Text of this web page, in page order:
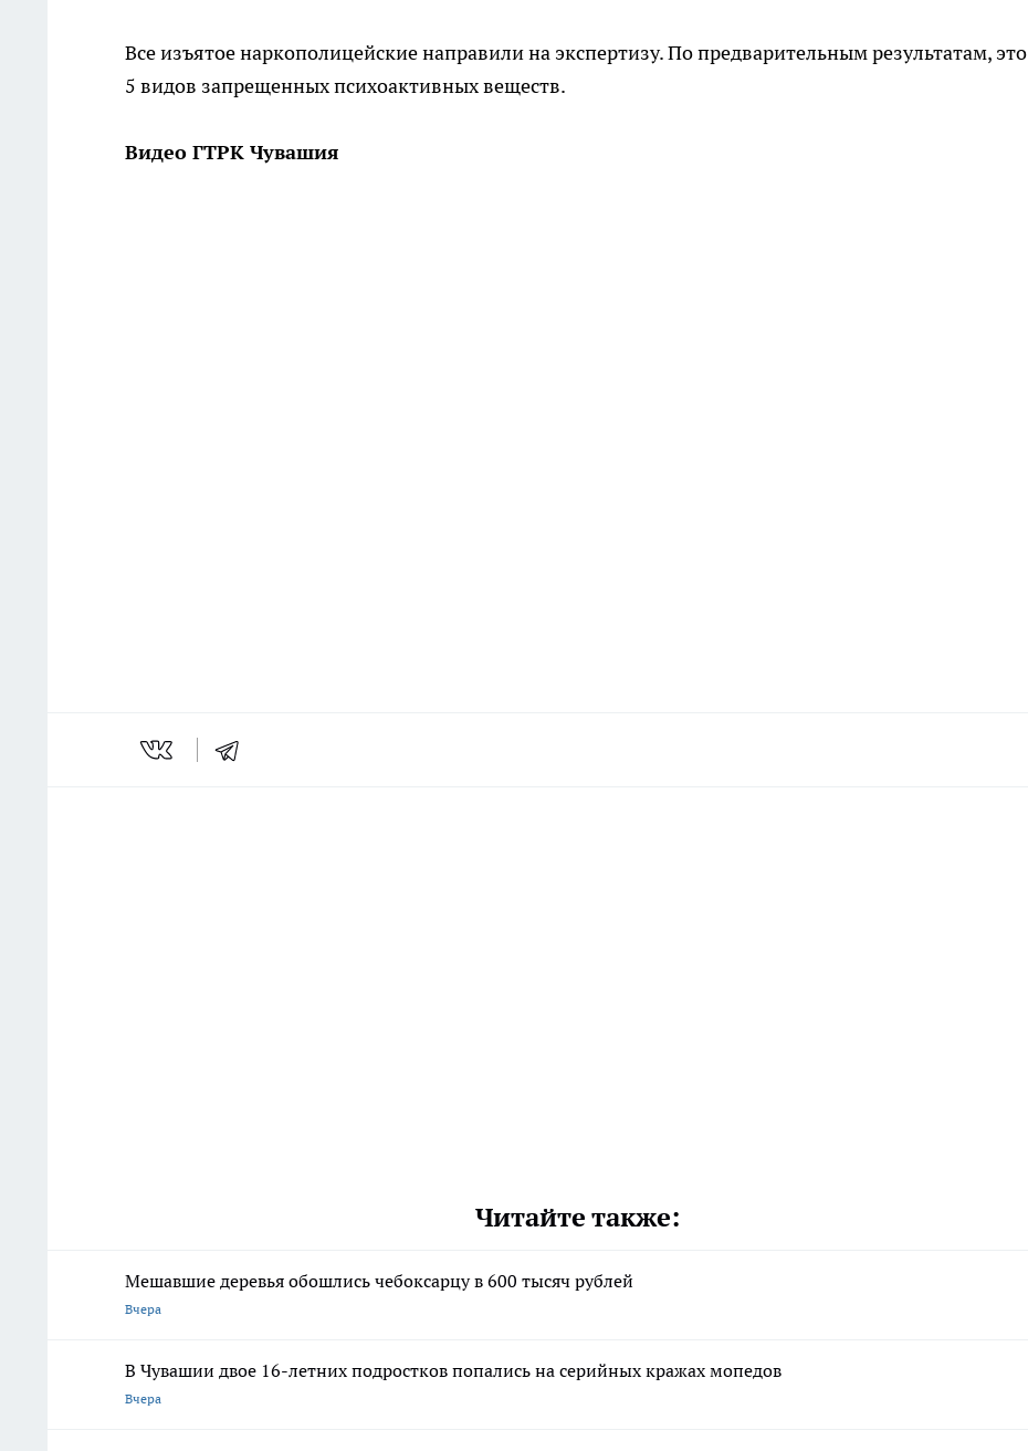
Все изъятое наркополицейские направили на экспертизу. По предварительным результатам, это
5 видов запрещенных психоактивных веществ.
Видео ГТРК Чувашия
Читайте также:
Мешавшие деревья обошлись чебоксарцу в 600 тысяч рублей
Вчера
В Чувашии двое 16-летних подростков попались на серийных кражах мопедов
Вчера